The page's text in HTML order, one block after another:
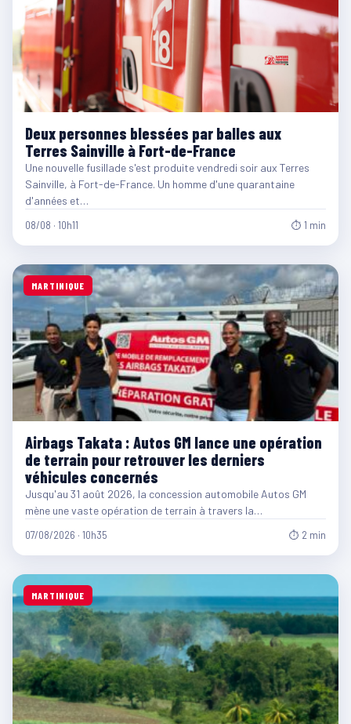
Deux personnes blessées par balles aux
Terres Sainville à Fort-de-France
Une nouvelle fusillade s'est produite vendredi soir aux Terres
Sainville, à Fort-de-France. Un homme d'une quarantaine
d'années et…
08/08 · 10h11 ⏱ 1 min
MARTINIQUE
Airbags Takata : Autos GM lance une opération
de terrain pour retrouver les derniers
véhicules concernés
Jusqu'au 31 août 2026, la concession automobile Autos GM
mène une vaste opération de terrain à travers la…
07/08/2026 · 10h35 ⏱ 2 min
MARTINIQUE